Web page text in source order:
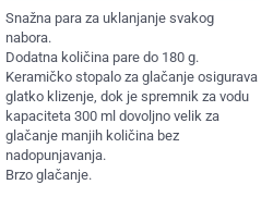
Snažna para za uklanjanje svakog
nabora.
Dodatna količina pare do 180 g.
Keramičko stopalo za glačanje osigurava
glatko klizenje, dok je spremnik za vodu
kapaciteta 300 ml dovoljno velik za
glačanje manjih količina bez
nadopunjavanja.
Brzo glačanje.